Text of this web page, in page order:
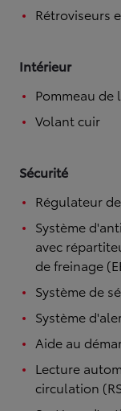
Rétroviseurs
Intérieur
Pommeau de
Volant cuir
Sécurité
Régulateur
Système
avec
de freinage
Système de
Système
Aide au
Lecture
circulation